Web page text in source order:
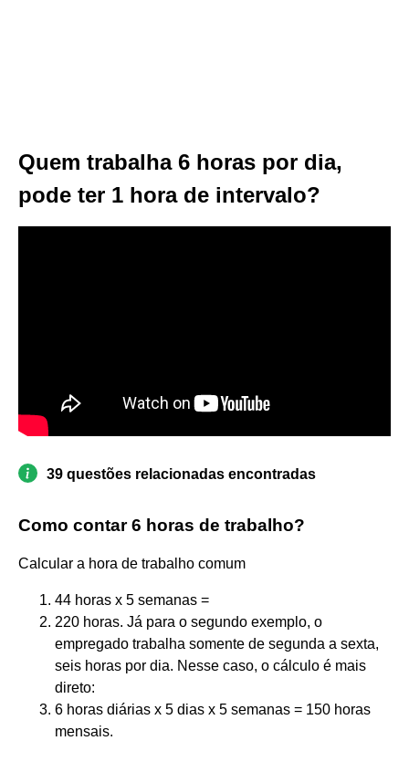
Quem trabalha 6 horas por dia,
pode ter 1 hora de intervalo?
39 questões relacionadas encontradas
Como contar 6 horas de trabalho?
Calcular a hora de trabalho comum
44 horas x 5 semanas =
220 horas. Já para o segundo exemplo, o
empregado trabalha somente de segunda a sexta,
seis horas por dia. Nesse caso, o cálculo é mais
direto:
6 horas diárias x 5 dias x 5 semanas = 150 horas
mensais.